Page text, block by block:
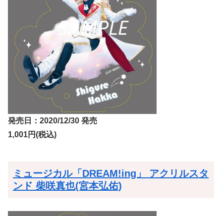
発売日：2020/12/30 発売
1,001円(税込)
ミュージカル「DREAM!ing」 アクリルスタ
ンド 柴咲真也(宮本弘佑)